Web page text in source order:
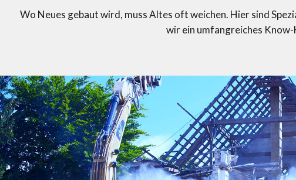
Wo Neues gebaut wird, muss Altes oft weichen. Hier sind
wir ein umfangreiches